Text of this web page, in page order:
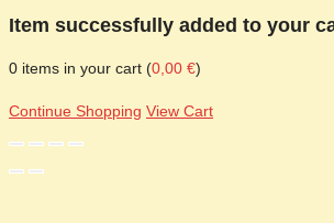
Item successfully added to your
0 items in your cart (0,00 €)
Continue Shopping View Cart